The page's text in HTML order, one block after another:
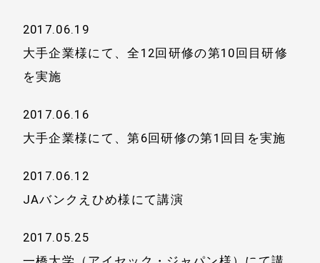
2017.06.19
大手企業様にて、全12回研修の第10回目研修
を実施
2017.06.16
大手企業様にて、第6回研修の第1回目を実施
2017.06.12
JAバンクえひめ様にて講演
2017.05.25